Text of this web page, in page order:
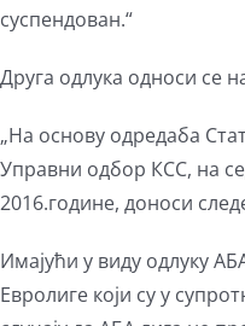
суспендован.“
Друга одлука односи се
„На основу одредаба
Управни одбор КСС, на
2016.године, доноси
Имајући у виду одлуку
Евролиге који су у